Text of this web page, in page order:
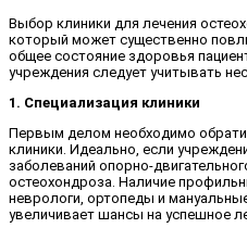
Выбор клиники для лечения
который может существенно
общее состояние здоровья
учреждения следует учитывать
1. Специализация клиники
Первым делом необходимо
клиники. Идеально, если
заболеваний опорно-
остеохондроза. Наличие
неврологи, ортопеды и
увеличивает шансы на успешное